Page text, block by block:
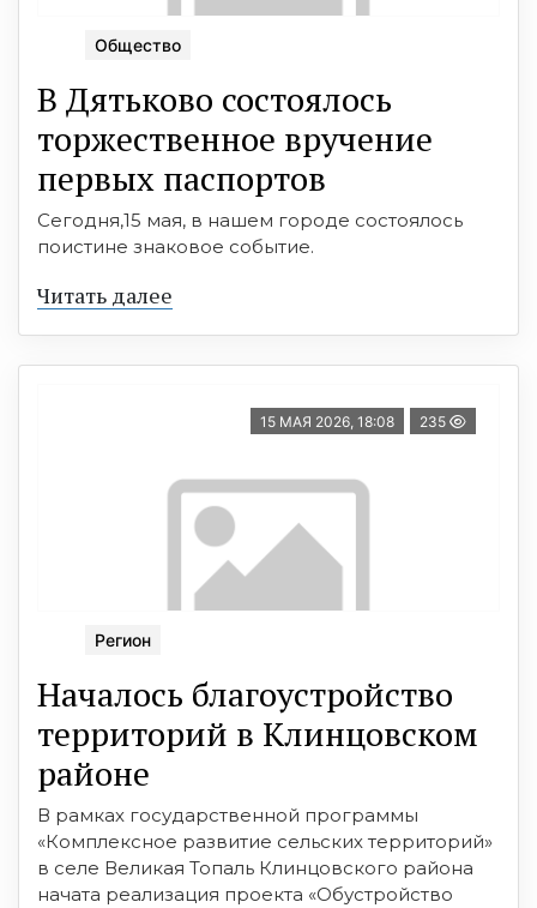
Общество
В Дятьково состоялось
торжественное вручение
первых паспортов
Сегодня,15 мая, в нашем городе состоялось
поистине знаковое событие.
Читать далее
15 МАЯ 2026, 18:08 235
Регион
Началось благоустройство
территорий в Клинцовском
районе
В рамках государственной программы
«Комплексное развитие сельских территорий»
в селе Великая Топаль Клинцовского района
начата реализация проекта «Обустройство